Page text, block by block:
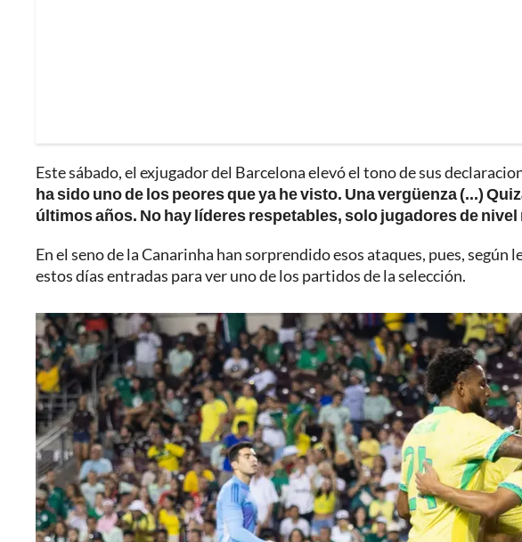
Este sábado, el exjugador del Barcelona elevó el tono de sus
ha sido uno de los peores que ya he visto. Una vergüenza (...)
últimos años. No hay líderes respetables, solo jugadores de
En el seno de la Canarinha han sorprendido esos ataques, pues,
estos días entradas para ver uno de los partidos de la selección.